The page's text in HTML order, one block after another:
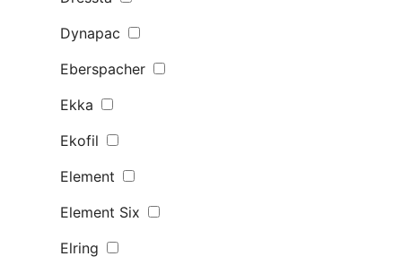
Dynapac
Eberspacher
Ekka
Ekofil
Element
Element Six
Elring